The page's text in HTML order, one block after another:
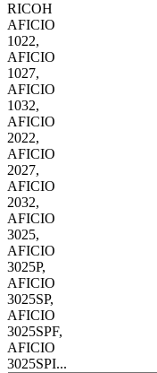
RICOH
AFICIO
1022,
AFICIO
1027,
AFICIO
1032,
AFICIO
2022,
AFICIO
2027,
AFICIO
2032,
AFICIO
3025,
AFICIO
3025P,
AFICIO
3025SP,
AFICIO
3025SPF,
AFICIO
3025SPI...